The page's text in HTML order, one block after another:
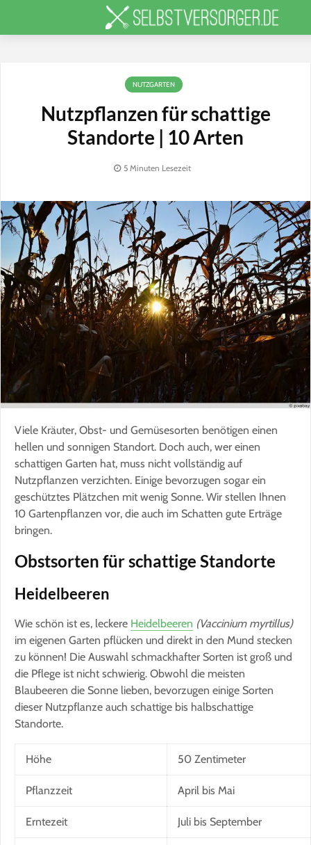
NUTZGARTEN
Nutzpflanzen für schattige
Standorte | 10 Arten
5 Minuten Lesezeit
Viele Kräuter, Obst- und Gemüsesorten benötigen einen
hellen und sonnigen Standort. Doch auch, wer einen
schattigen Garten hat, muss nicht vollständig auf
Nutzpflanzen verzichten. Einige bevorzugen sogar ein
geschütztes Plätzchen mit wenig Sonne. Wir stellen Ihnen
10 Gartenpflanzen vor, die auch im Schatten gute Erträge
bringen.
Obstsorten für schattige Standorte
Heidelbeeren
Wie schön ist es, leckere Heidelbeeren (Vaccinium myrtillus)
im eigenen Garten pflücken und direkt in den Mund stecken
zu können! Die Auswahl schmackhafter Sorten ist groß und
die Pflege ist nicht schwierig. Obwohl die meisten
Blaubeeren die Sonne lieben, bevorzugen einige Sorten
dieser Nutzpflanze auch schattige bis halbschattige
Standorte.
Höhe 50 Zentimeter
Pflanzzeit April bis Mai
Erntezeit Juli bis September